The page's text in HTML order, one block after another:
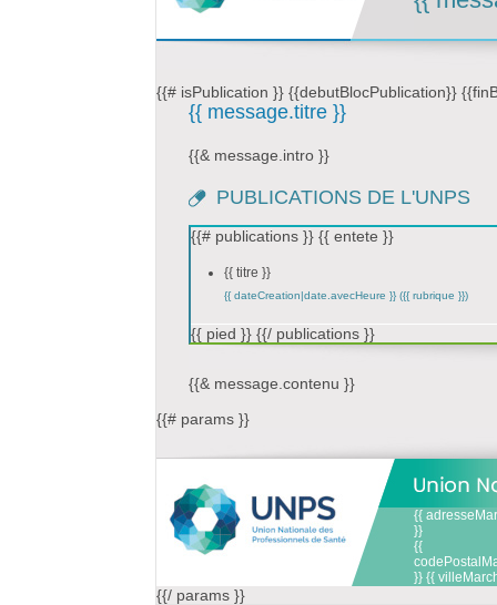
{{# isPublication }} {{debutBlocPublication}}
{{ message.titre }}
{{& message.intro }}
PUBLICATIONS DE L'UNPS
{{# publications }} {{ entete }}
{{ titre }}
{{ dateCreation|date.avecHeure }} ({{ rubrique }})
{{ pied }} {{/ publications }}
{{& message.contenu }}
{{# params }}
{{
}}
{{
}} {{
{{/ params }}